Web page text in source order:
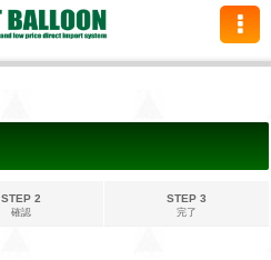
STEP 2
確認
STEP 3
完了